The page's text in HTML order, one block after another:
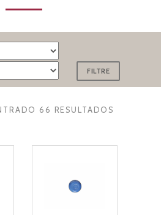
66 RESULTADOS